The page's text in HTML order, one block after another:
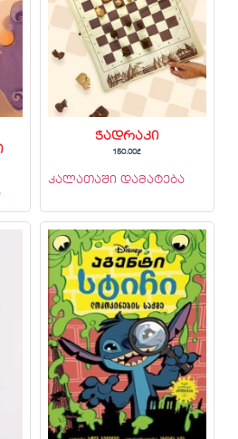
ჭადრაკი
150.00₾
კალათაში დამატება